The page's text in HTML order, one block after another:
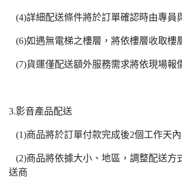
(4)詳細配送條件將於訂單確認時由專員
(6)如遇無電梯之樓層，將依樓層收取樓
(7)貨運僅配送額外服務需求將依現場報
3.影音產品配送
(1)商品將於訂單付款完成後2個工作天內
(2)商品將依據大小、地區，調整配送方
送商